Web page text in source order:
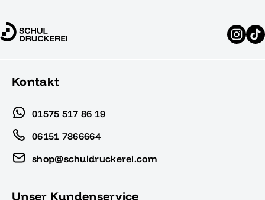
Kontakt
01575 517 86 19
06151 7866664
shop@schuldruckerei.com
Unser Kundenservice